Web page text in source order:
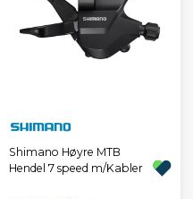
Shimano Høyre MTB
Hendel 7 speed m/Kabler